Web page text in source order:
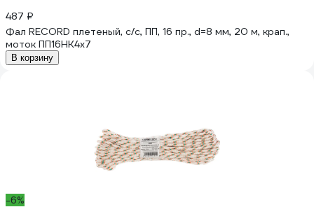
487 ₽
Фал RECORD плетеный, с/с, ПП, 16 пр., d=8 мм, 20 м, крап.,
моток ПП16НК4x7
В корзину
-6%